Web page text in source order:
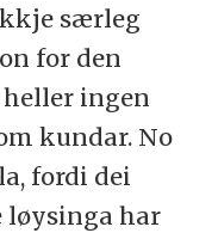
særleg
for den
ingen
kundar. No
fordi dei
løysinga har